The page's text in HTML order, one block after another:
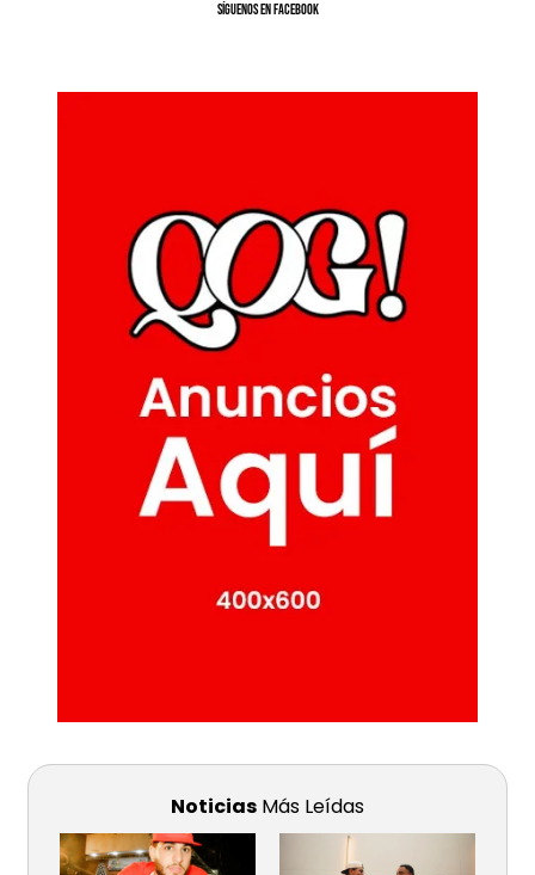
SíGUENOS EN FACEBOOK
Noticias Más Leídas